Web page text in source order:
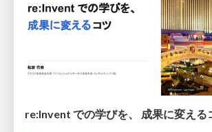
re:Invent での学びを、 成果に変える